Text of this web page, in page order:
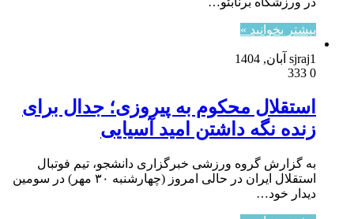
بیشتر بخوانید »
sjraj1 آبان, 1404
0
استقلال محکوم به پیروزی؛ جدال برای
زنده نگه داشتن امید آسیایی
به گزارش گروه ورزشی خبرگزاری دانشجو، تیم فوتبال
استقلال ایران در حالی امروز (چهارشنبه ۳۰ مهر) در سومین
دیدار خود…